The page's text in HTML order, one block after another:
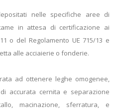
nelle specifiche aree di
in attesa di certificazione ai
o del Regolamento UE 715/13 e
alle acciaierie o fonderie.
ad ottenere leghe omogenee,
accurata cernita e separazione
macinazione, sferratura, e